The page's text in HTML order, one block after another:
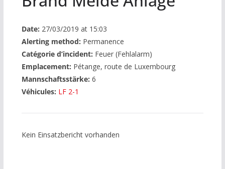
Date: 27/03/2019 at 15:03
Alerting method: Permanence
Catégorie d’incident: Feuer (Fehlalarm)
Emplacement: Pétange, route de Luxembourg
Mannschaftsstärke: 6
Véhicules: LF 2-1
Kein Einsatzbericht vorhanden